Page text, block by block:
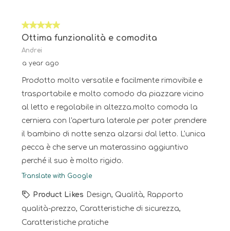
5 out of 5 stars.
Ottima funzionalità e comodita
Andrei
a year ago
Prodotto molto versatile e facilmente rimovibile e
trasportabile e molto comodo da piazzare vicino
al letto e regolabile in altezza.molto comoda la
cerniera con l'apertura laterale per poter prendere
il bambino di notte senza alzarsi dal letto. L'unica
pecca è che serve un materassino aggiuntivo
perché il suo è molto rigido.
Translate with Google
Product Likes Design, Qualità, Rapporto
qualità-prezzo, Caratteristiche di sicurezza,
Caratteristiche pratiche